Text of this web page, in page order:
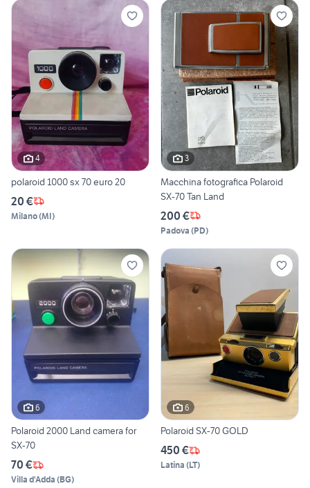
4
polaroid 1000 sx 70 euro 20
20 €
Milano(MI)
3
Macchina fotografica Polaroid
SX-70 Tan Land
200 €
Padova (PD)
6
Polaroid 2000 Land camera for
SX-70
70 €
Villa d'Adda (BG)
6
Polaroid SX-70 GOLD
450 €
Latina (LT)